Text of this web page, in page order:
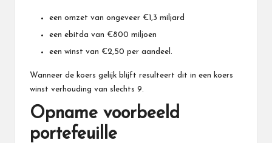
een omzet van ongeveer €1,3 miljard
een ebitda van €800 miljoen
een winst van €2,50 per aandeel.
Wanneer de koers gelijk blijft resulteert dit in een koers
winst verhouding van slechts 9.
Opname voorbeeld
portefeuille